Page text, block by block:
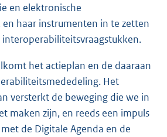
en elektronische
haar instrumenten in te zetten
het actieplan en de daaraan
Het
versterkt de beweging die we in
maken zijn, en reeds een impuls
de Digitale Agenda en de